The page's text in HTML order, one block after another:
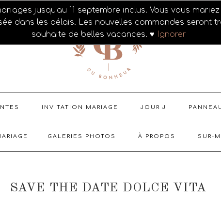
jusqu’au 11 septembre inclus. Vous vous
dans les délais. Les nouvelles commandes seront
souhaite de belles vacances. ♥ Ignorer
INVITATION MARIAGE JOUR J
GALERIES PHOTOS À PROPOS SUR-
SAVE THE DATE DOLCE VITA